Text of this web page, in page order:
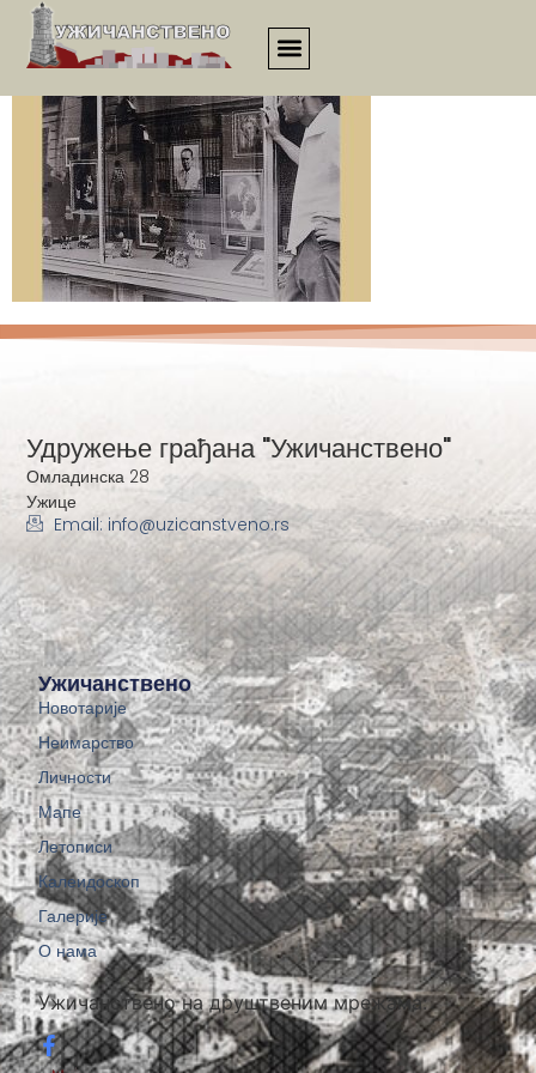
1140
Ужичанствено на друштвеним мрежама:
Ужичанствено
Новотарије
Неимарство
Личности
Мапе
Летописи
Калеидоскоп
Галерије
О нама
Удружење грађана "Ужичанствено"
Омладинска 28
Ужице
Email: info@uzicanstveno.rs